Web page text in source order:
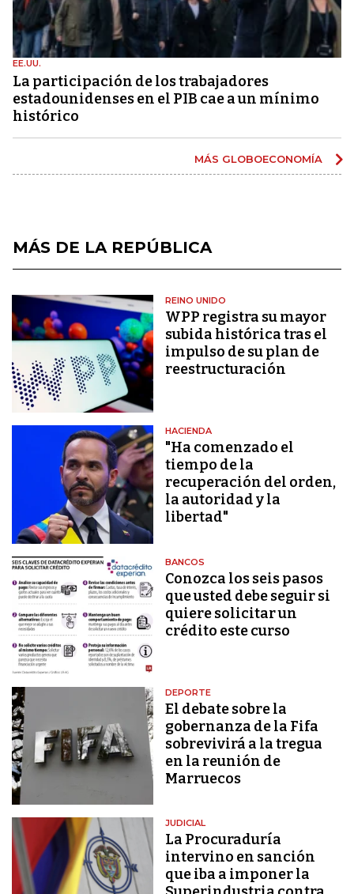
EE.UU.
La participación de los trabajadores
estadounidenses en el PIB cae a un mínimo
histórico
MÁS GLOBOECONOMÍA
MÁS DE LA REPÚBLICA
REINO UNIDO
WPP registra su mayor
subida histórica tras el
impulso de su plan de
reestructuración
HACIENDA
"Ha comenzado el
tiempo de la
recuperación del orden,
la autoridad y la
libertad"
BANCOS
Conozca los seis pasos
que usted debe seguir si
quiere solicitar un
crédito este curso
DEPORTE
El debate sobre la
gobernanza de la Fifa
sobrevivirá a la tregua
en la reunión de
Marruecos
JUDICIAL
La Procuraduría
intervino en sanción
que iba a imponer la